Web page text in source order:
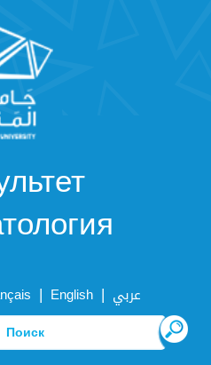
| English | عربي